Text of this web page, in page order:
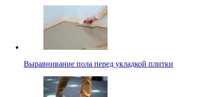
Выравнивание пола перед укладкой плитки